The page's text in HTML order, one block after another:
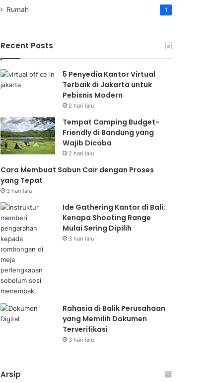
Rumah 1
Recent Posts
5 Penyedia Kantor Virtual
Terbaik di Jakarta untuk
Pebisnis Modern
2 hari lalu
Tempat Camping Budget-
Friendly di Bandung yang
Wajib Dicoba
2 hari lalu
Cara Membuat Sabun Cair dengan Proses
yang Tepat
3 hari lalu
Ide Gathering Kantor di Bali:
Kenapa Shooting Range
Mulai Sering Dipilih
3 hari lalu
Rahasia di Balik Perusahaan
yang Memilih Dokumen
Terverifikasi
3 hari lalu
Arsip